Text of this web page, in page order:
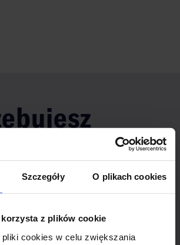
Szczegóły O plikach cookies
z plików cookie
cookies w celu zwiększania